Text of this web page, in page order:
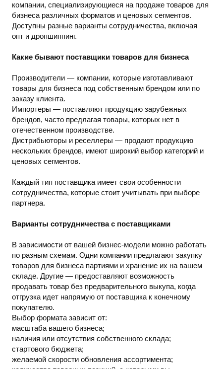
компании, специализирующиеся на продаже товаров для
бизнеса различных форматов и ценовых сегментов.
Доступны разные варианты сотрудничества, включая
опт и дропшиппинг.
Какие бывают поставщики товаров для бизнеса
Производители — компании, которые изготавливают
товары для бизнеса под собственным брендом или по
заказу клиента.
Импортеры — поставляют продукцию зарубежных
брендов, часто предлагая товары, которых нет в
отечественном производстве.
Дистрибьюторы и реселлеры — продают продукцию
нескольких брендов, имеют широкий выбор категорий и
ценовых сегментов.
Каждый тип поставщика имеет свои особенности
сотрудничества, которые стоит учитывать при выборе
партнера.
Варианты сотрудничества с поставщиками
В зависимости от вашей бизнес-модели можно работать
по разным схемам. Одни компании предлагают закупку
товаров для бизнеса партиями и хранение их на вашем
складе. Другие — предоставляют возможность
продавать товар без предварительного выкупа, когда
отгрузка идет напрямую от поставщика к конечному
покупателю.
Выбор формата зависит от:
масштаба вашего бизнеса;
наличия или отсутствия собственного склада;
стартового бюджета;
желаемой скорости обновления ассортимента;